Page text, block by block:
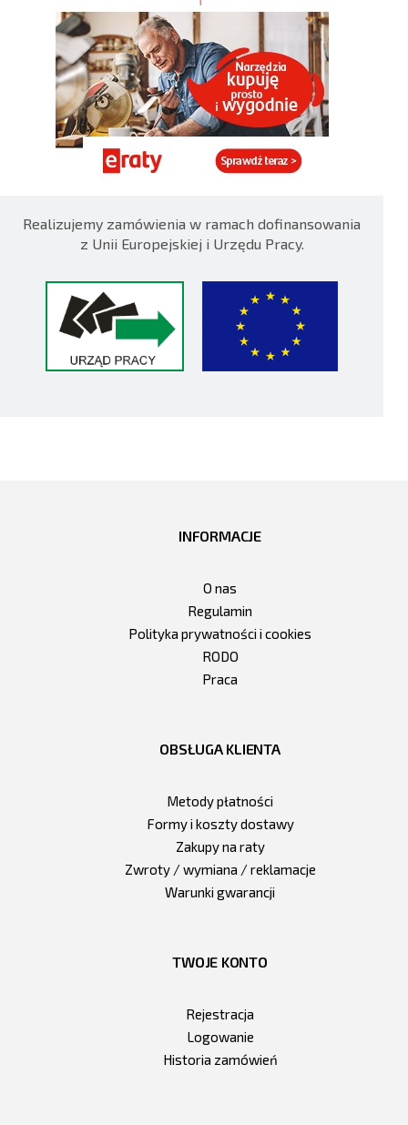
Realizujemy zamówienia w ramach dofinansowania
z Unii Europejskiej i Urzędu Pracy.
INFORMACJE
O nas
Regulamin
Polityka prywatności i cookies
RODO
Praca
OBSŁUGA KLIENTA
Metody płatności
Formy i koszty dostawy
Zakupy na raty
Zwroty / wymiana / reklamacje
Warunki gwarancji
TWOJE KONTO
Rejestracja
Logowanie
Historia zamówień